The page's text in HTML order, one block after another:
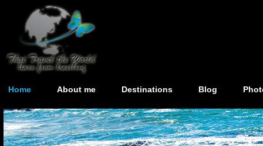
Home About me Destinations Blog